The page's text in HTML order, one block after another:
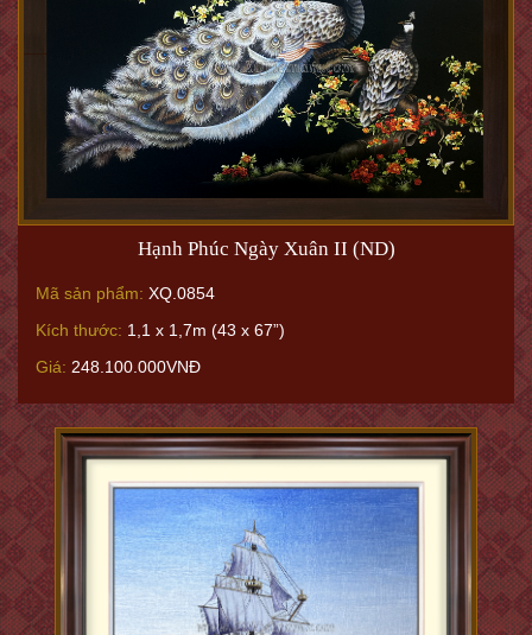
Hạnh Phúc Ngày Xuân II (ND)
Mã sản phẩm: XQ.0854
Kích thước: 1,1 x 1,7m (43 x 67”)
Giá: 248.100.000VNĐ